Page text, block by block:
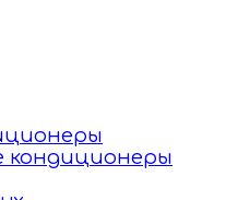
кондиционеры